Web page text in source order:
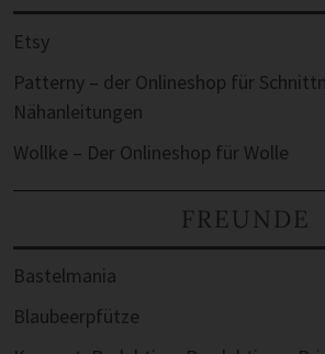
Etsy
Patterny – der Onlineshop für
Nähanleitungen
Wollke – Der Onlineshop für Wolle
FREUNDE
Bastelmania
Blaubeerpfütze